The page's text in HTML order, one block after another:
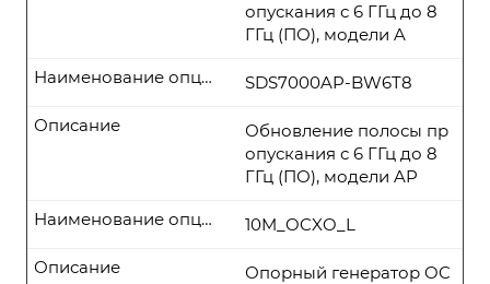
опускания с 6 ГГц до 8
ГГц (ПО), модели A
SDS7000AP-BW6T8
Наименование опции
Обновление полосы пр
опускания с 6 ГГц до 8
ГГц (ПО), модели AP
Описание
10M_OCXO_L
Наименование опции
Опорный генератор OC
Описание